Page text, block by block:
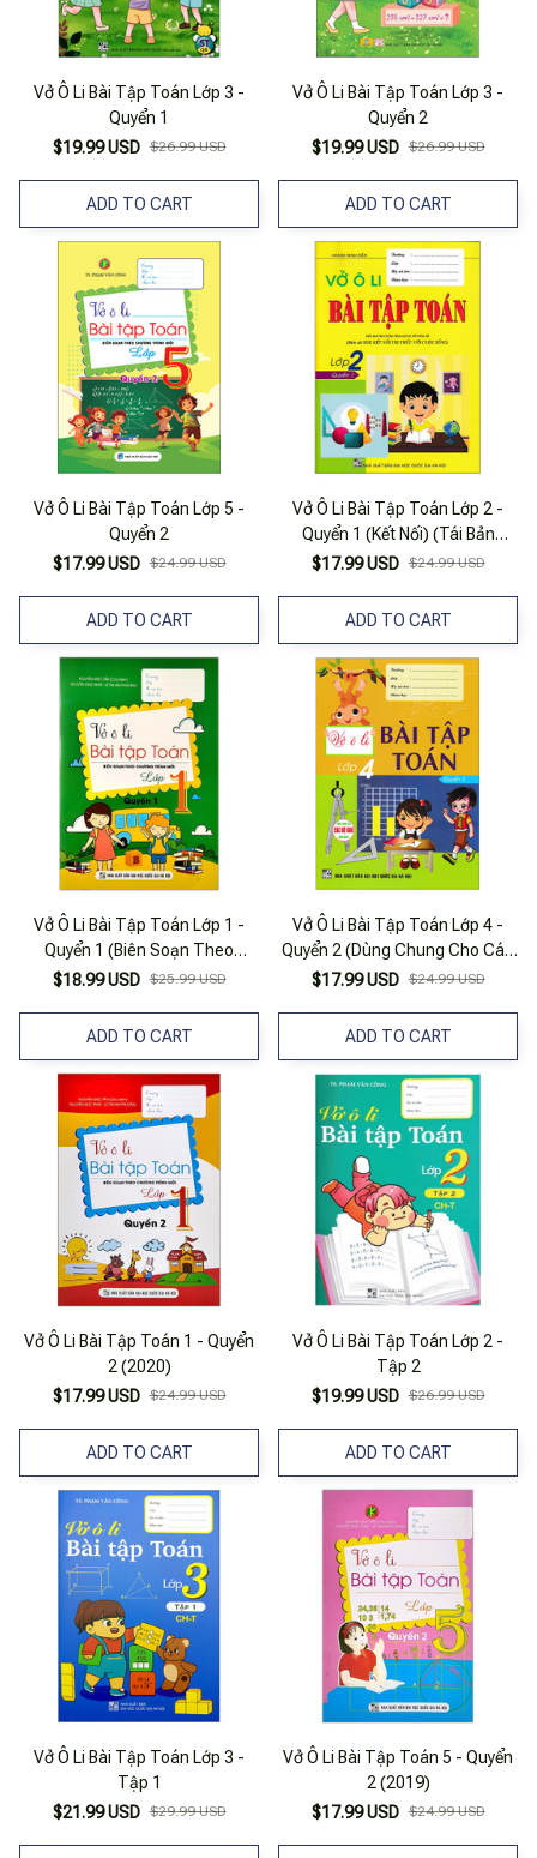
Vở Ô Li Bài Tập Toán Lớp 3 -
Quyển 1
$19.99 USD $26.99 USD
ADD TO CART
Vở Ô Li Bài Tập Toán Lớp 3 -
Quyển 2
$19.99 USD $26.99 USD
ADD TO CART
Vở Ô Li Bài Tập Toán Lớp 5 -
Quyển 2
$17.99 USD $24.99 USD
ADD TO CART
Vở Ô Li Bài Tập Toán Lớp 2 -
Quyển 1 (Kết Nối) (Tái Bản
2025)
$17.99 USD $24.99 USD
ADD TO CART
Vở Ô Li Bài Tập Toán Lớp 1 -
Quyển 1 (Biên Soạn Theo
Chương Trình Mới)
$18.99 USD $25.99 USD
ADD TO CART
Vở Ô Li Bài Tập Toán Lớp 4 -
Quyển 2 (Dùng Chung Cho Các
Bộ SGK Hiện Hành)
$17.99 USD $24.99 USD
ADD TO CART
Vở Ô Li Bài Tập Toán 1 - Quyển
2 (2020)
$17.99 USD $24.99 USD
ADD TO CART
Vở Ô Li Bài Tập Toán Lớp 2 -
Tập 2
$19.99 USD $26.99 USD
ADD TO CART
Vở Ô Li Bài Tập Toán Lớp 3 -
Tập 1
$21.99 USD $29.99 USD
Vở Ô Li Bài Tập Toán 5 - Quyển
2 (2019)
$17.99 USD $24.99 USD